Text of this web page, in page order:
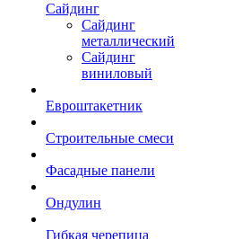
Сайдинг
Сайдинг
металлический
Сайдинг
виниловый
Евроштакетник
Строительные смеси
Фасадные панели
Ондулин
Гибкая черепица